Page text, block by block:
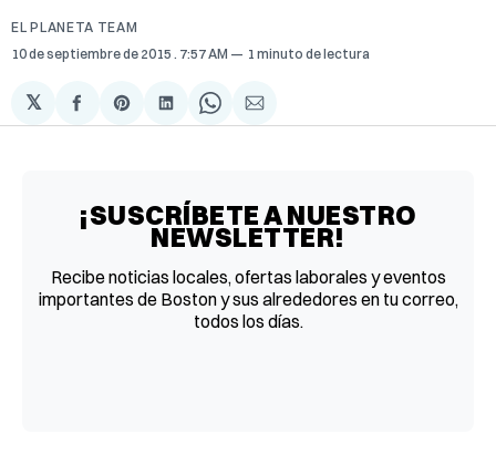
EL PLANETA TEAM
10 de septiembre de 2015 . 7:57 AM 1 minuto de lectura
𝕏
Compartir
en
Share
on
Compartir
en
Share
on
Compartir
via
¡SUSCRÍBETE A NUESTRO
NEWSLETTER!
Recibe noticias locales, ofertas laborales y eventos
importantes de Boston y sus alrededores en tu correo,
todos los días.